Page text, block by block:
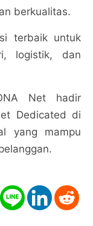
berkualitas.
terbaik untuk
logistik, dan
Net hadir
Dedicated di
yang mampu